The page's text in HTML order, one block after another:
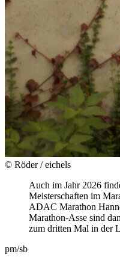
© Röder / eichels
Auch im Jahr 2026
Meisterschaften im
ADAC Marathon
Marathon-Asse sind
zum dritten Mal in der
pm/sb